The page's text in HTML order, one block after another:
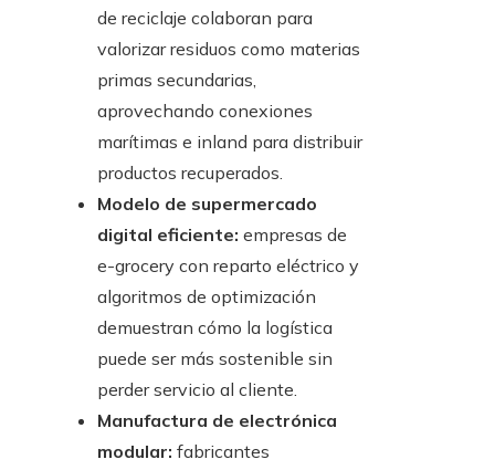
de reciclaje colaboran para
valorizar residuos como materias
primas secundarias,
aprovechando conexiones
marítimas e inland para distribuir
productos recuperados.
Modelo de supermercado
digital eficiente: empresas de
e-grocery con reparto eléctrico y
algoritmos de optimización
demuestran cómo la logística
puede ser más sostenible sin
perder servicio al cliente.
Manufactura de electrónica
modular: fabricantes